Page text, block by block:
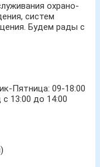
охрано-
систем
Будем рады с
Пятница: 09-18:00
13:00 до 14:00